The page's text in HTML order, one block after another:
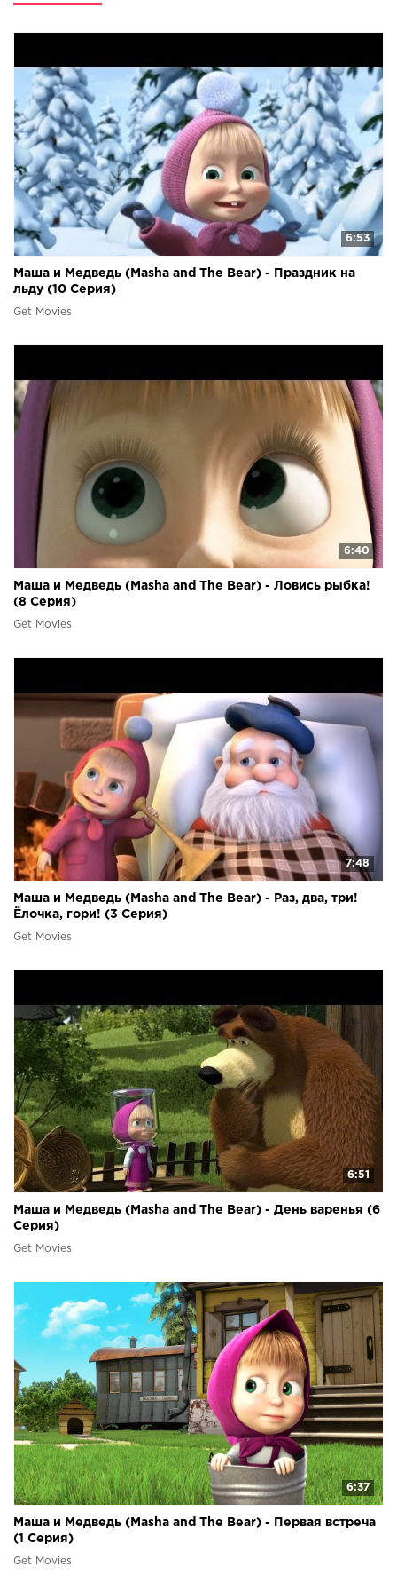
6:53
Маша и Медведь (Masha and The Bear) - Праздник на
льду (10 Серия)
Get Movies
6:40
Маша и Медведь (Masha and The Bear) - Ловись рыбка!
(8 Серия)
Get Movies
7:48
Маша и Медведь (Masha and The Bear) - Раз, два, три!
Ёлочка, гори! (3 Серия)
Get Movies
6:51
Маша и Медведь (Masha and The Bear) - День варенья (6
Серия)
Get Movies
6:37
Маша и Медведь (Masha and The Bear) - Первая встреча
(1 Серия)
Get Movies